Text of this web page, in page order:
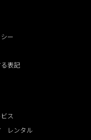
ー
表記
ス
レンタル